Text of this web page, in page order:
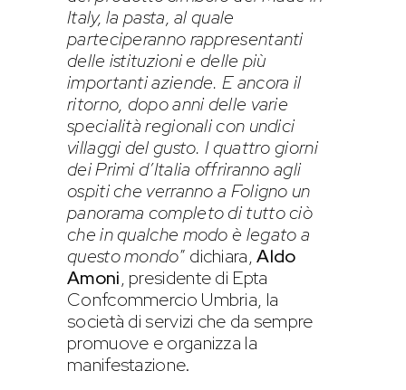
Italy, la pasta, al quale
parteciperanno rappresentanti
delle istituzioni e delle più
importanti aziende. E ancora il
ritorno, dopo anni delle varie
specialità regionali con undici
villaggi del gusto. I quattro giorni
dei Primi d’Italia offriranno agli
ospiti che verranno a Foligno un
panorama completo di tutto ciò
che in qualche modo è legato a
questo mondo” dichiara,Aldo
Amoni, presidente di Epta
Confcommercio Umbria, la
società di servizi che da sempre
promuove e organizza la
manifestazione.